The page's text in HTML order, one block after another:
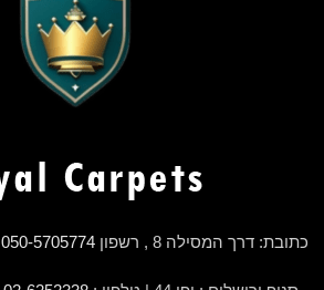
כתובת: דרך המסילה 8 , רשפון 050-5705774